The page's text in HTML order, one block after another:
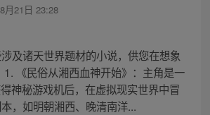
月21日 23:28
及诸天世界题材的小说，供您在想象
1. 《民俗从湘西血神开始》：主角是一
神秘游戏机后，在虚拟现实世界中冒
，如明朝湘西、晚清南洋...